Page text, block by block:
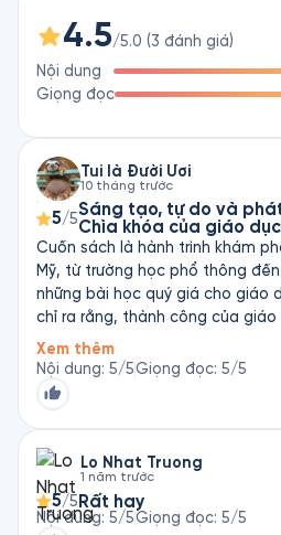
viên và đồng nghiệp của David
4.5/5.0 (3 đánh giá)
Nội dung
Giọng đọc
Tui là Đười Ươi
10 tháng trước
5/5Sáng tạo, tự do và
Chìa khóa của giáo
Cuốn sách là hành trình khám
Mỹ, từ trường học phổ thông
những bài học quý giá cho giáo
chỉ ra rằng, thành công của giáo
vào kiến thức sách vở, mà nằm
duy phản biện và phát triển cá nhân
điểm nổi bật: • Khuyến khích sáng tạo và khám phá cá
nhân: Học sinh được tự do tìm
rập khuôn. • Tập trung vào kỹ năng sống: Học cách hợp
tác, giải quyết vấn đề và giao tiếp. • Đa dạng
pháp giảng dạy: Không chỉ học
trải nghiệm, dự án thực tế. • Đánh giá toàn diện: Học
sinh được đánh giá dựa trên
Xem thêm
Nội dung: 5/5Giọng đọc: 5/5
Lo Nhat Truong
1 năm trước
5/5 Rất hay
Nội dung: 5/5Giọng đọc: 5/5